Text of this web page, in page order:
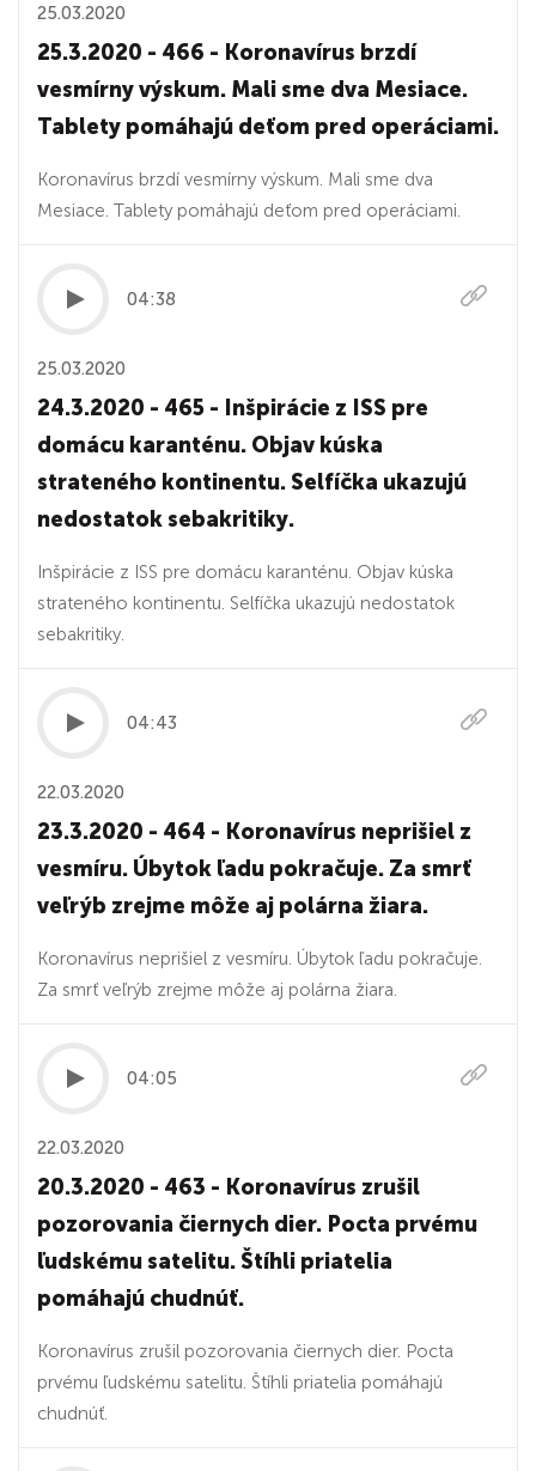
25.03.2020
25.3.2020 - 466 - Koronavírus brzdí
vesmírny výskum. Mali sme dva Mesiace.
Tablety pomáhajú deťom pred operáciami.
Koronavírus brzdí vesmírny výskum. Mali sme dva
Mesiace. Tablety pomáhajú deťom pred operáciami.
04:38
25.03.2020
24.3.2020 - 465 - Inšpirácie z ISS pre
domácu karanténu. Objav kúska
strateného kontinentu. Selfíčka ukazujú
nedostatok sebakritiky.
Inšpirácie z ISS pre domácu karanténu. Objav kúska
strateného kontinentu. Selfíčka ukazujú nedostatok
sebakritiky.
04:43
22.03.2020
23.3.2020 - 464 - Koronavírus neprišiel z
vesmíru. Úbytok ľadu pokračuje. Za smrť
veľrýb zrejme môže aj polárna žiara.
Koronavírus neprišiel z vesmíru. Úbytok ľadu pokračuje.
Za smrť veľrýb zrejme môže aj polárna žiara.
04:05
22.03.2020
20.3.2020 - 463 - Koronavírus zrušil
pozorovania čiernych dier. Pocta prvému
ľudskému satelitu. Štíhli priatelia
pomáhajú chudnúť.
Koronavírus zrušil pozorovania čiernych dier. Pocta
prvému ľudskému satelitu. Štíhli priatelia pomáhajú
chudnúť.